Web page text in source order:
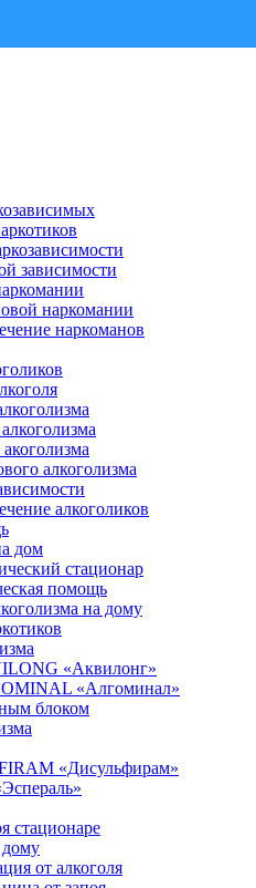
зависимости
наркомании
наркоманов
алкоголизма
алкоголиков
дом
стационар
помощь
на дому
«Аквилонг»
«Алгоминал»
блоком
«Дисульфирам»
стационаре
от алкоголя